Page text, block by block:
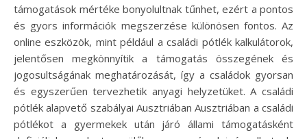
támogatások mértéke bonyolultnak tűnhet, ezért a pontos
és gyors információk megszerzése különösen fontos. Az
online eszközök, mint például a családi pótlék kalkulátorok,
jelentősen megkönnyítik a támogatás összegének és
jogosultságának meghatározását, így a családok gyorsan
és egyszerűen tervezhetik anyagi helyzetüket. A családi
pótlék alapvető szabályai Ausztriában Ausztriában a családi
pótlékot a gyermekek után járó állami támogatásként